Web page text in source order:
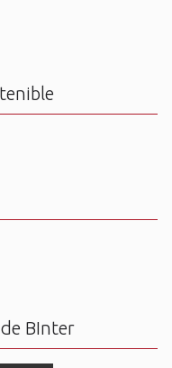
BInter